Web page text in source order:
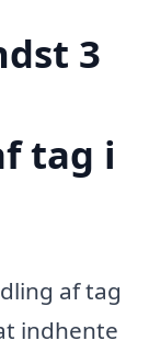
3
tag i
af tag
indhente